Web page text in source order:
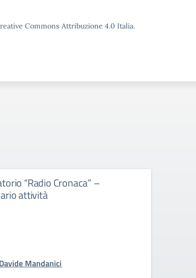
Commons Attribuzione 4.0 Italia.
“Radio Cronaca” –
attività
Davide Mandanici